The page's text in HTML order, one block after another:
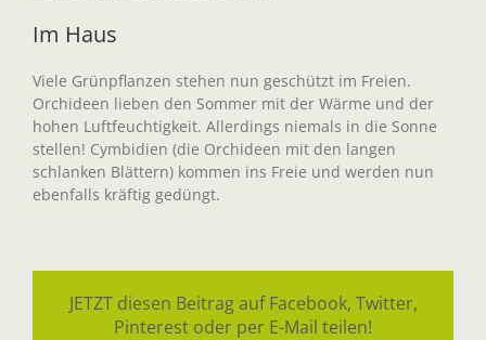
Im Haus
Viele Grünpflanzen stehen nun geschützt im Freien.
Orchideen lieben den Sommer mit der Wärme und der
hohen Luftfeuchtigkeit. Allerdings niemals in die Sonne
stellen! Cymbidien (die Orchideen mit den langen
schlanken Blättern) kommen ins Freie und werden nun
ebenfalls kräftig gedüngt.
JETZT diesen Beitrag auf Facebook, Twitter,
Pinterest oder per E-Mail teilen!